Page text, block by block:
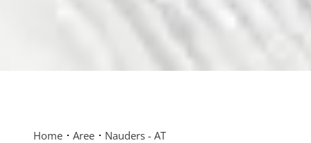
Home Aree Nauders - AT